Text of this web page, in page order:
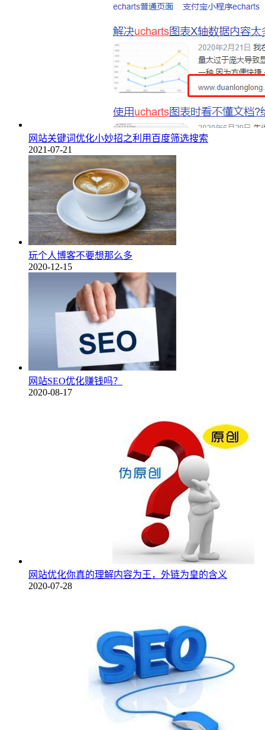
网站关键词优化小妙招之利用百度筛选搜索
2021-07-21
玩个人博客不要想那么多
2020-12-15
网站SEO优化赚钱吗？
2020-08-17
网站优化你真的理解内容为王，外链为皇的含义
2020-07-28